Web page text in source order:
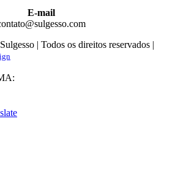
E-mail
| Todos os direitos reservados |